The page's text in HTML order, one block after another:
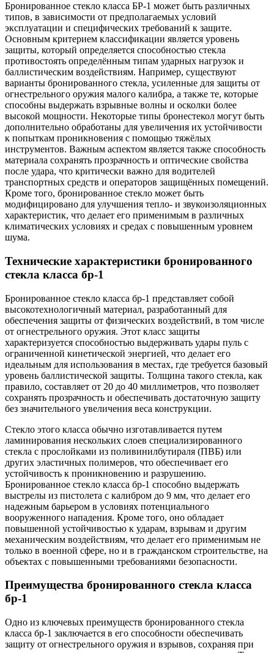
Бронированное стекло класса БР-1 может быть различных
типов, в зависимости от предполагаемых условий
эксплуатации и специфических требований к защите.
Основным критерием классификации является уровень
защиты, который определяется способностью стекла
противостоять определённым типам ударных нагрузок и
баллистическим воздействиям. Например, существуют
варианты бронированного стекла, усиленные для защиты от
огнестрельного оружия малого калибра, а также те, которые
способны выдержать взрывные волны и осколки более
высокой мощности. Некоторые типы бронестекол могут быть
дополнительно обработаны для увеличения их устойчивости
к попыткам проникновения с помощью тяжёлых
инструментов. Важным аспектом является также способность
материала сохранять прозрачность и оптические свойства
после удара, что критически важно для водителей
транспортных средств и операторов защищённых помещений.
Кроме того, бронированное стекло может быть
модифицировано для улучшения тепло- и звукоизоляционных
характеристик, что делает его применимым в различных
климатических условиях и средах с повышенным уровнем
шума.
Технические характеристики бронированного
стекла класса бр-1
Бронированное стекло класса бр-1 представляет собой
высокотехнологичный материал, разработанный для
обеспечения защиты от физических воздействий, в том числе
от огнестрельного оружия. Этот класс защиты
характеризуется способностью выдерживать удары пуль с
ограниченной кинетической энергией, что делает его
идеальным для использования в местах, где требуется базовый
уровень баллистической защиты. Толщина такого стекла, как
правило, составляет от 20 до 40 миллиметров, что позволяет
сохранять прозрачность и обеспечивать достаточную защиту
без значительного увеличения веса конструкции.
Стекло этого класса обычно изготавливается путем
ламинирования нескольких слоев специализированного
стекла с прослойками из поливинилбутираля (ПВБ) или
других эластичных полимеров, что обеспечивает его
устойчивость к проникновению и разрушению.
Бронированное стекло класса бр-1 способно выдержать
выстрелы из пистолета с калибром до 9 мм, что делает его
надежным барьером в условиях потенциального
вооруженного нападения. Кроме того, оно обладает
повышенной устойчивостью к ударам, взрывам и другим
механическим воздействиям, что делает его применимым не
только в военной сфере, но и в гражданском строительстве, на
объектах с повышенными требованиями безопасности.
Преимущества бронированного стекла класса
бр-1
Одно из ключевых преимуществ бронированного стекла
класса бр-1 заключается в его способности обеспечивать
защиту от огнестрельного оружия и взрывов, сохраняя при